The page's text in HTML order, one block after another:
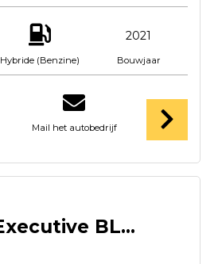
Hybride (Benzine)
2021
Bouwjaar
Mail het autobedrijf
xDrive25e Executive BLACK LINE / CAMERA / CARPLAY / HEAD UP